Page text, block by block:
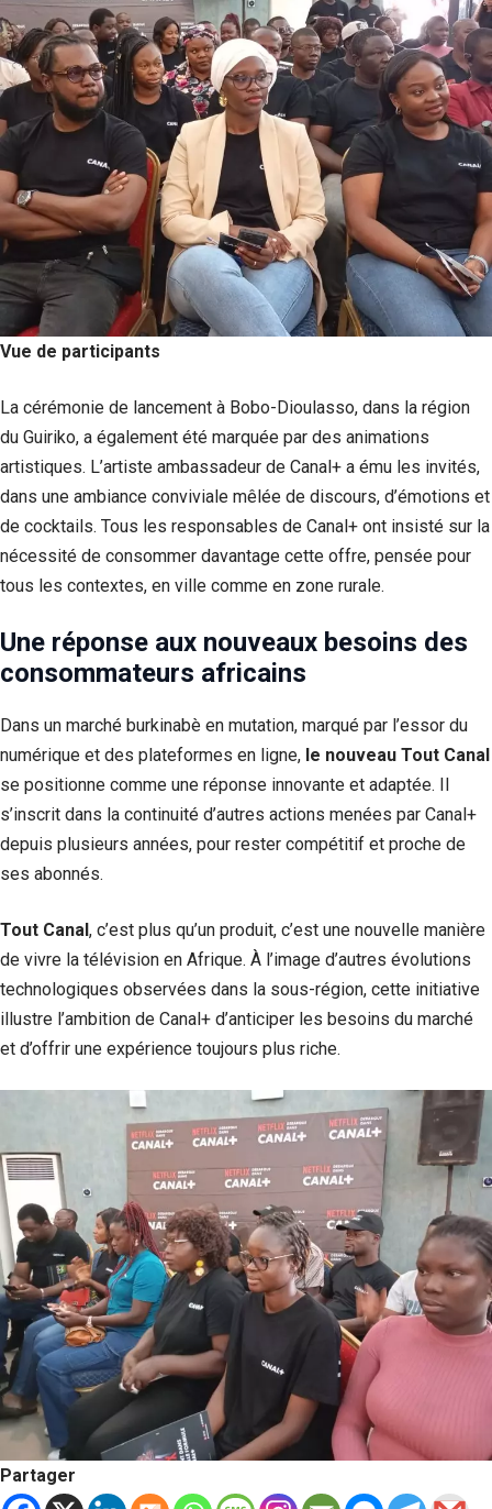
Vue de participants
La cérémonie de lancement à Bobo-Dioulasso, dans la région
du Guiriko, a également été marquée par des animations
artistiques. L’artiste ambassadeur de Canal+ a ému les invités,
dans une ambiance conviviale mêlée de discours, d’émotions et
de cocktails. Tous les responsables de Canal+ ont insisté sur la
nécessité de consommer davantage cette offre, pensée pour
tous les contextes, en ville comme en zone rurale.
Une réponse aux nouveaux besoins des
consommateurs africains
Dans un marché burkinabè en mutation, marqué par l’essor du
numérique et des plateformes en ligne, le nouveau Tout Canal
se positionne comme une réponse innovante et adaptée. Il
s’inscrit dans la continuité d’autres actions menées par Canal+
depuis plusieurs années, pour rester compétitif et proche de
ses abonnés.
Tout Canal , c’est plus qu’un produit, c’est une nouvelle manière
de vivre la télévision en Afrique. À l’image d’autres évolutions
technologiques observées dans la sous-région, cette initiative
illustre l’ambition de Canal+ d’anticiper les besoins du marché
et d’offrir une expérience toujours plus riche.
Partager